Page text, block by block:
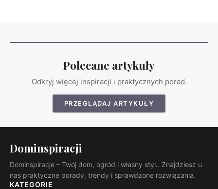
Polecane artykuły
Odkryj więcej inspiracji i praktycznych porad.
PRZEGLĄDAJ ARTYKUŁY
Dominspiracji
Dominspiracje – Twój dom, ogród i własny styl.. Znajdziesz u
nas praktyczne porady, trendy i sprawdzone rozwiązania.
KATEGORIE